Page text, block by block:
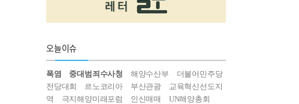
오늘이슈
폭염 중대범죄수사청 해양수산부
더불어민주당
전당대회
르노코리아 부산관광
교육혁신선도지
역
극지해양미래포럼 인신매매 UN해양총회